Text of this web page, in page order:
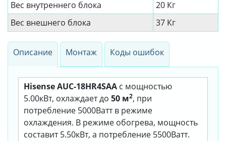
Вес внутреннего блока
20 Кг
Вес внешнего блока
37 Кг
Описание Монтаж Коды ошибок
Hisense AUC-18HR4SAA с мощностью
5.00кВт, охлаждает до 50 м2, при
потребление 5000Ватт в режиме
охлаждения. В режиме обогрева, мощность
составит 5.50кВт, а потребление 5500Ватт.